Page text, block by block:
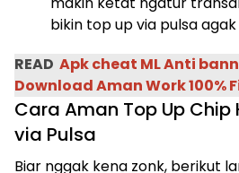
bikin top up via pulsa
READ Apk cheat ML Anti
Download Aman Work 100%
Cara Aman Top Up Chip
via Pulsa
Biar nggak kena zonk, berikut